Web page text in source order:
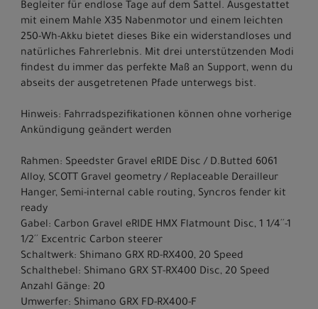
Begleiter für endlose Tage auf dem Sattel. Ausgestattet
mit einem Mahle X35 Nabenmotor und einem leichten
250-Wh-Akku bietet dieses Bike ein widerstandloses und
natürliches Fahrerlebnis. Mit drei unterstützenden Modi
findest du immer das perfekte Maß an Support, wenn du
abseits der ausgetretenen Pfade unterwegs bist.
Hinweis: Fahrradspezifikationen können ohne vorherige
Ankündigung geändert werden
Rahmen: Speedster Gravel eRIDE Disc / D.Butted 6061
Alloy, SCOTT Gravel geometry / Replaceable Derailleur
Hanger, Semi-internal cable routing, Syncros fender kit
ready
Gabel: Carbon Gravel eRIDE HMX Flatmount Disc, 1 1/4´´-1
1/2´´ Excentric Carbon steerer
Schaltwerk: Shimano GRX RD-RX400, 20 Speed
Schalthebel: Shimano GRX ST-RX400 Disc, 20 Speed
Anzahl Gänge: 20
Umwerfer: Shimano GRX FD-RX400-F